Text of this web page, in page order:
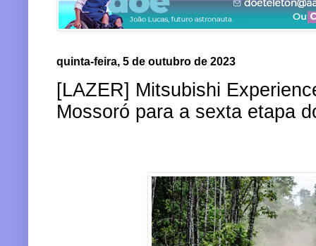
quinta-feira, 5 de outubro de 2023
[LAZER] Mitsubishi
Mossoró para a sexta etapa